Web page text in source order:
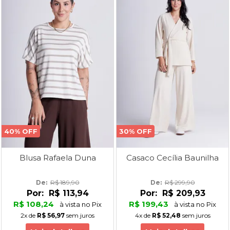
40% OFF
Blusa Rafaela Duna
De: R$ 189,90
Por: R$ 113,94
R$ 108,24
à vista no Pix
2x de R$ 56,97 sem juros
30% OFF
Casaco Cecília Baunilha
De: R$ 299,90
Por: R$ 209,93
R$ 199,43
à vista no Pix
4xde R$ 52,48 sem juros